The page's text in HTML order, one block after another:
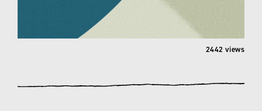
2442 views